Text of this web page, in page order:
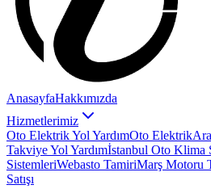
AnasayfaHakkımızda
Hizmetlerimiz
Oto Elektrik Yol YardımOto Elektrik
Takviye Yol Yardımİstanbul Oto Klima
SistemleriWebasto TamiriMarş Motoru
Satışı